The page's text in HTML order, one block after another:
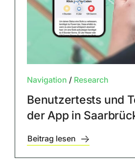
Navigation / Research
Benutzertests und
der App in
Beitrag lesen